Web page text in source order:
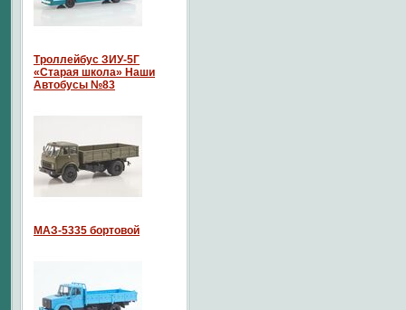
Троллейбус ЗИУ-5Г
«Старая школа» Наши
Автобусы №83
МАЗ-5335 бортовой